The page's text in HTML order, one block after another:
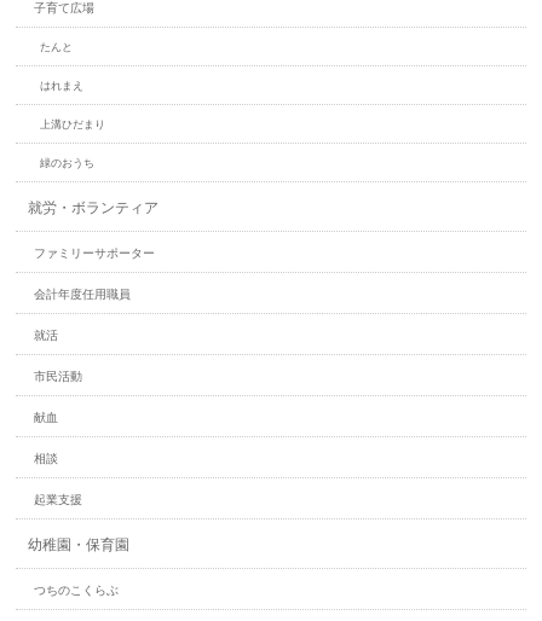
子育て広場
たんと
はれまえ
上溝ひだまり
緑のおうち
就労・ボランティア
ファミリーサポーター
会計年度任用職員
就活
市民活動
献血
相談
起業支援
幼稚園・保育園
つちのこくらぶ